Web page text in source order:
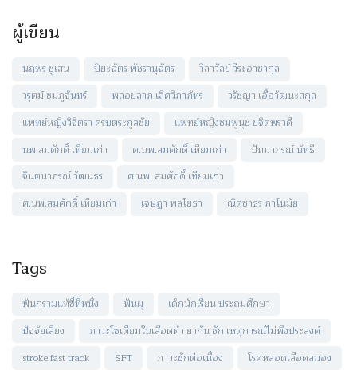
ผู้เขียน
นฤพร ชูเสน ปิยะฉัตร พัชรานุฉัตร
วิลาวัลย์ วีระอาชากุล
วรุตม์ ชมภูจันทร์
พลอยลาภ เลิศวิภาภัทร
วรัชญา เอื้อวัฒนะสกุล
แพทย์หญิงวิจิตรา ครบตระกูลชัย
แพทย์หญิงชมพูนุช ขจิตพรวดี
นพ.สมศักดิ์ เทียมเก่า
ศ.นพ.สมศักดิ์ เทียมเก่า
ปัทมาภรณ์ นัทธี
จินตนาภรณ์ วัฒนธร
ศ.นพ. สมศักดิ์ เทียมเก่า
ศ.นพ.สมศักดิ์ เทียมเก่า
เจษฎา พลโยธา ณิตชาธร ภาโนมัย
Tags
ฟันกรามแท้ซี่ที่หนึ่ง ฟันผุ
เด็กนักเรียน ประถมศึกษา
ปัจจัยเสี่ยง
ภาวะโซเดียมในเลือดต่ำ ยากัน ชัก เหตุการณ์ไม่พึงประสงค์
stroke fast track
SFT ภาวะชักต่อเนื่อง
โรคหลอดเลือดสมอง